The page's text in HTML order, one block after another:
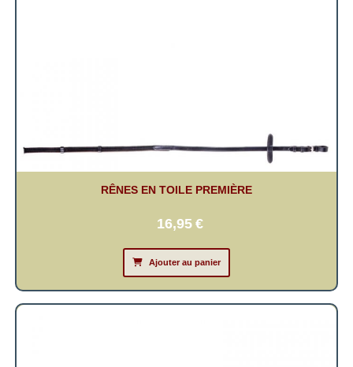
RÊNES EN TOILE PREMIÈRE
16,95 €
Ajouter au panier